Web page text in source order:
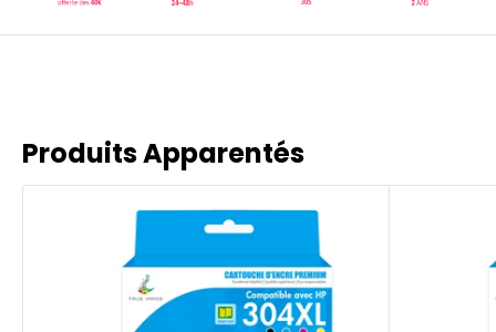
Produits Apparentés